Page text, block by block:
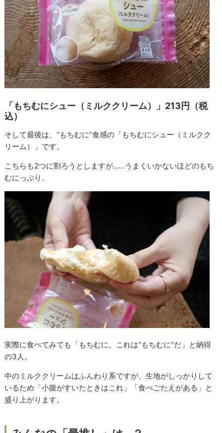
「もちむにシュー（ミルククリーム）」213円（税
込）
そして最後は、“もちむに”食感の「もちむにシュー（ミルクク
リーム）」です。
こちらも2つに割ろうとしますが……うまくいかないほどのもち
むにっぷり。
実際に食べてみても「もちむに。これは“もちむに”だ」と納得
の3人。
中のミルククリームはふんわり系ですが、生地がしっかりして
いるため「小腹がすいたときはこれ」「食べごたえがある」と
盛り上がります。